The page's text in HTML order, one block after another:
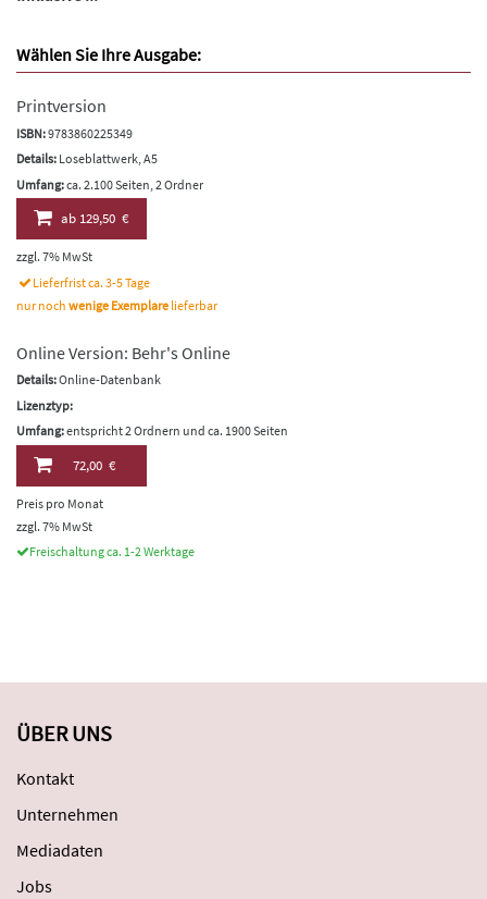
Wählen Sie Ihre Ausgabe:
Printversion
ISBN:9783860225349
Details: Loseblattwerk, A5
Umfang:ca. 2.100 Seiten, 2 Ordner
ab129,50 €
zzgl. 7% MwSt
Lieferfrist ca. 3-5 Tage
nur noch wenige Exemplare lieferbar
Online Version: Behr's Online
Details:Online-Datenbank
Lizenztyp:
Umfang:entspricht 2 Ordnern und ca. 1900 Seiten
72,00 €
Preis pro Monat
zzgl. 7% MwSt
Freischaltung ca. 1-2 Werktage
ÜBER UNS
Kontakt
Unternehmen
Mediadaten
Jobs